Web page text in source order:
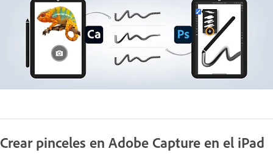
Crear pinceles en Adobe Capture en el iPad